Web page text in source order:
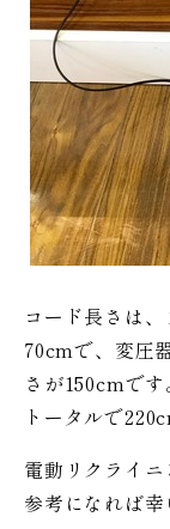
コード長さは
70cmで、変圧
さが150cmです
トータルで
電動リクライ
参考になれば幸